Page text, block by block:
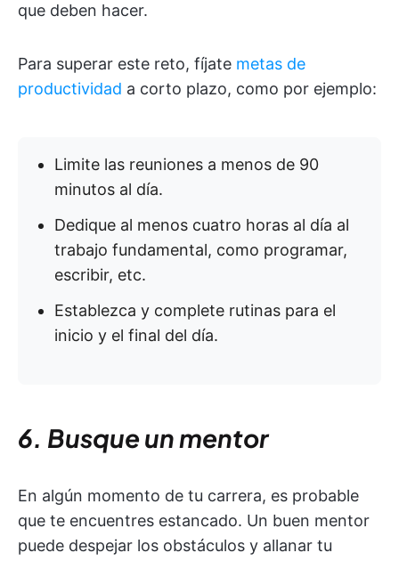
que deben hacer.
Para superar este reto, fíjate metas de
productividad a corto plazo, como por ejemplo:
Limite las reuniones a menos de 90
minutos al día.
Dedique al menos cuatro horas al día al
trabajo fundamental, como programar,
escribir, etc.
Establezca y complete rutinas para el
inicio y el final del día.
6. Busque un mentor
En algún momento de tu carrera, es probable
que te encuentres estancado. Un buen mentor
puede despejar los obstáculos y allanar tu